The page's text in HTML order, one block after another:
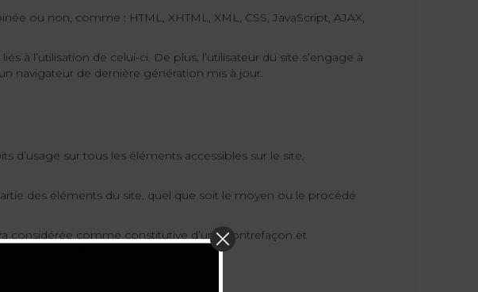
ou non, comme : HTML, XHTML, XML, CSS, JavaScript, AJAX,
à l’utilisation de celui-ci. De plus, l’utilisateur du site s’engage à
navigateur de dernière génération mis à jour.
d’usage sur tous les éléments accessibles sur le site,
des éléments du site, quel que soit le moyen ou le procédé
considérée comme constitutive d’une contrefaçon et
Intellectuelle.